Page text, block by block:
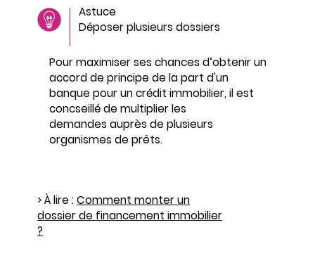
Astuce
Déposer plusieurs dossiers
Pour maximiser ses chances d’obtenir un
accord de principe de la part d'un
banque pour un crédit immobilier, il est
concseillé de multiplier les
demandes auprès de plusieurs
organismes de prêts.
> À lire :Comment monter un
dossier de financement immobilier
?